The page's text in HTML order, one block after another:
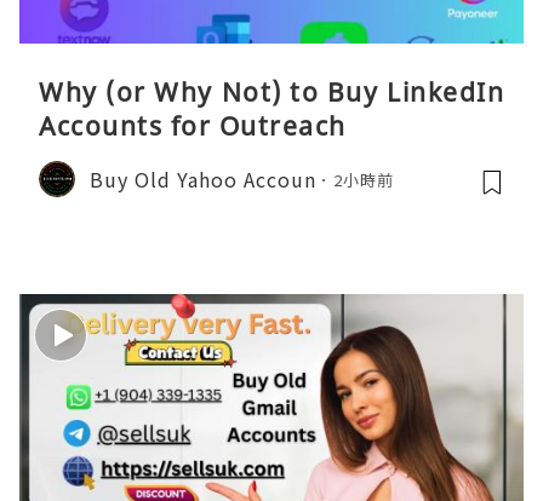
Why (or Why Not) to Buy LinkedIn
Accounts for Outreach
Buy Old Yahoo Accoun 2小時前